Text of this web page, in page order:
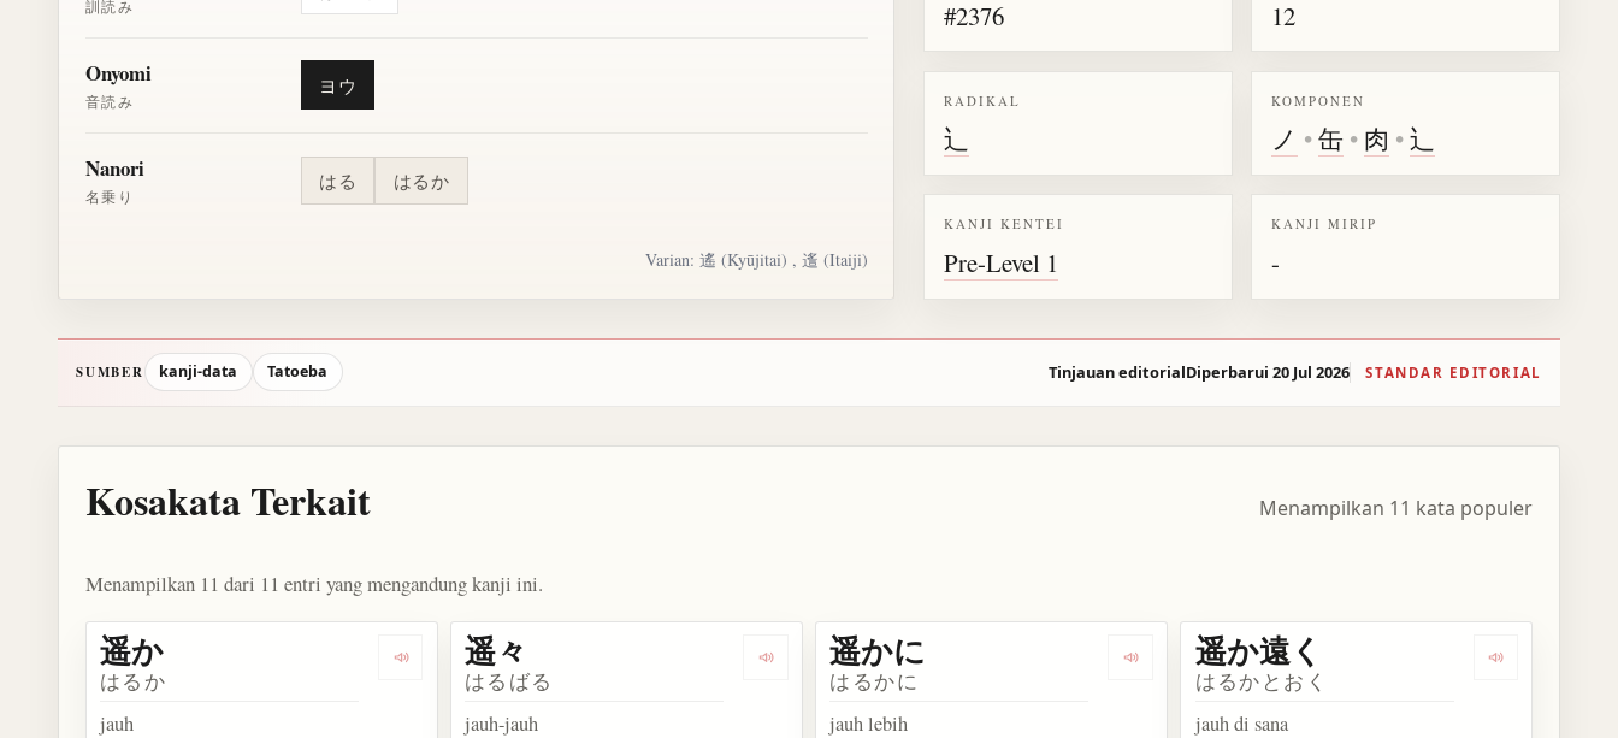
訓読み
Onyomi
音読み
ヨウ
Nanori
名乗り
はる はるか
Varian: 遙 (Kyūjitai) , 䢣 (Itaiji)
#2376 12
RADIKAL
辶
KOMPONEN
ノ •缶 • 肉 •辶
KANJI KENTEI
Pre-Level 1
KANJI MIRIP
-
SUMBER kanji-data Tatoeba Tinjauan editorialDiperbarui 20 Jul 2026 STANDAR EDITORIAL
Kosakata Terkait Menampilkan 11 kata populer
Menampilkan 11 dari 11 entri yang mengandung kanji ini.
Dengarkan kosakata 遥か
遥か
はるか
jauh
Dengarkan kosakata 遥々
遥々
はるばる
jauh-jauh
Dengarkan kosakata 遥かに
遥かに
はるかに
jauh lebih
Dengarkan
遥か遠く
はるかとおく
jauh di sana